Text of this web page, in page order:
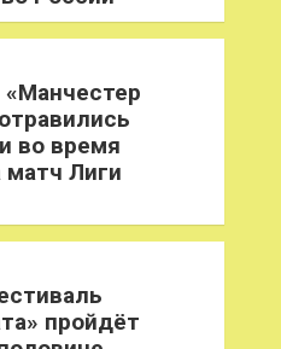
«Манчестер
во время
матч Лиги
пройдёт